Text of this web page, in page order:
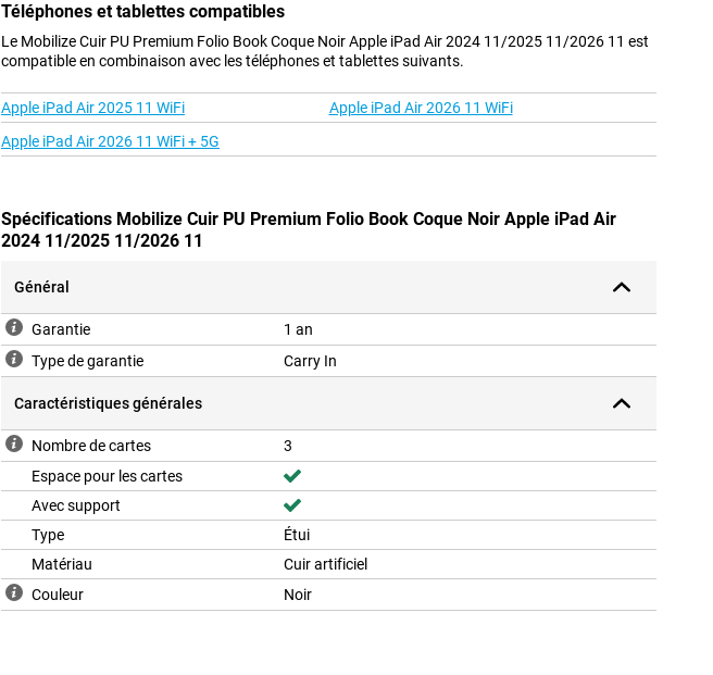
Téléphones et tablettes compatibles
Le Mobilize Cuir PU Premium Folio Book Coque Noir Apple iPad Air 2024 11/2025 11/2026 11 est
compatible en combinaison avec les téléphones et tablettes suivants.
Apple iPad Air 2025 11 WiFi
Apple iPad Air 2026 11 WiFi
Apple iPad Air 2026 11 WiFi + 5G
Spécifications Mobilize Cuir PU Premium Folio Book Coque Noir Apple iPad Air
2024 11/2025 11/2026 11
Général
Garantie
1 an
Type de garantie
Carry In
Caractéristiques générales
Nombre de cartes
3
Espace pour les cartes
Avec support
Type
Étui
Matériau
Cuir artificiel
Couleur
Noir